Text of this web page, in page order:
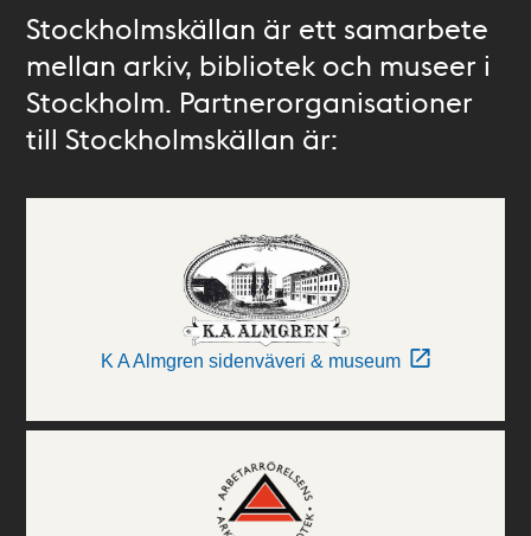
Stockholmskällan är ett samarbete
mellan arkiv, bibliotek och museer i
Stockholm. Partnerorganisationer
till Stockholmskällan är:
K A Almgren sidenväveri & museum